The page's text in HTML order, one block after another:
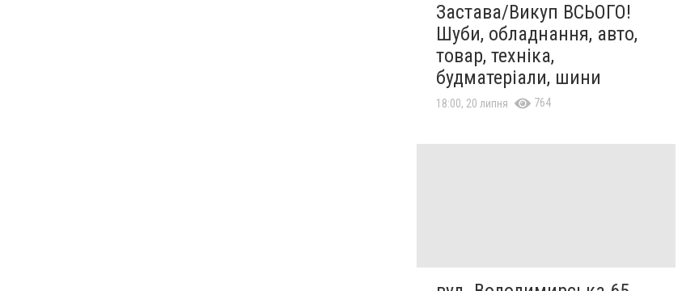
Застава/Викуп ВСЬОГО!
Шуби, обладнання, авто,
товар, техніка,
будматеріали, шини
18:00, 20 липня 764